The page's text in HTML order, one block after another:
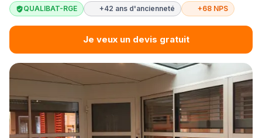
QUALIBAT-RGE +42 ans d'ancienneté +68 NPS
Je veux un devis gratuit